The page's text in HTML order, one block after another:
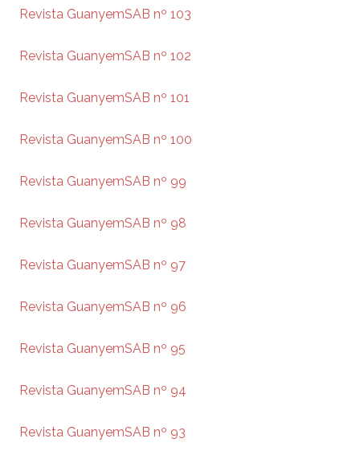
Revista GuanyemSAB nº 103
Revista GuanyemSAB nº 102
Revista GuanyemSAB nº 101
Revista GuanyemSAB nº 100
Revista GuanyemSAB nº 99
Revista GuanyemSAB nº 98
Revista GuanyemSAB nº 97
Revista GuanyemSAB nº 96
Revista GuanyemSAB nº 95
Revista GuanyemSAB nº 94
Revista GuanyemSAB nº 93